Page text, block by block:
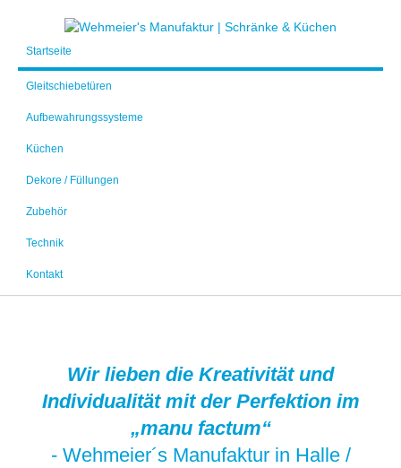
Startseite
Gleitschiebetüren
Aufbewahrungssysteme
Küchen
Dekore / Füllungen
Zubehör
Technik
Kontakt
Wir lieben die Kreativität und
Individualität mit der Perfektion im
„manu factum“
- Wehmeier´s Manufaktur in Halle /